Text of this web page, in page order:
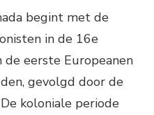
begint met de
in de 16e
de eerste Europeanen
gevolgd door de
koloniale periode